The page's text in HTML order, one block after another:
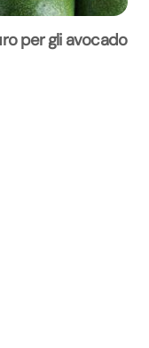
per gli avocado